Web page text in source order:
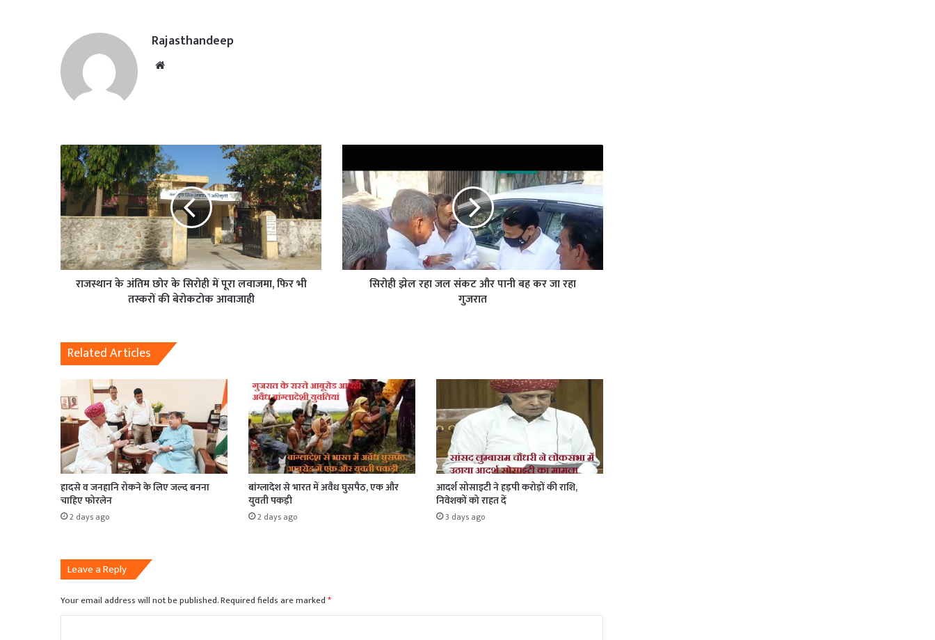
Rajasthandeep
राजस्थान के अंतिम छोर के सिरोही में पूरा लवाजमा, फिर भी
तस्करों की बेरोकटोक आवाजाही
सिरोही झेल रहा जल संकट और पानी बह कर जा रहा
गुजरात
Related Articles
हादसे व जनहानि रोकने के लिए जल्द बनना
चाहिए फोरलेन
2 days ago
बांग्लादेश से भारत में अवैध घुसपैठ, एक और
युवती पकड़ी
2 days ago
आदर्श सोसाइटी ने हड़पी करोड़ों की राशि,
निवेशकों को राहत दें
3 days ago
Leave a Reply
Your email address will not be published.Required fields are marked*